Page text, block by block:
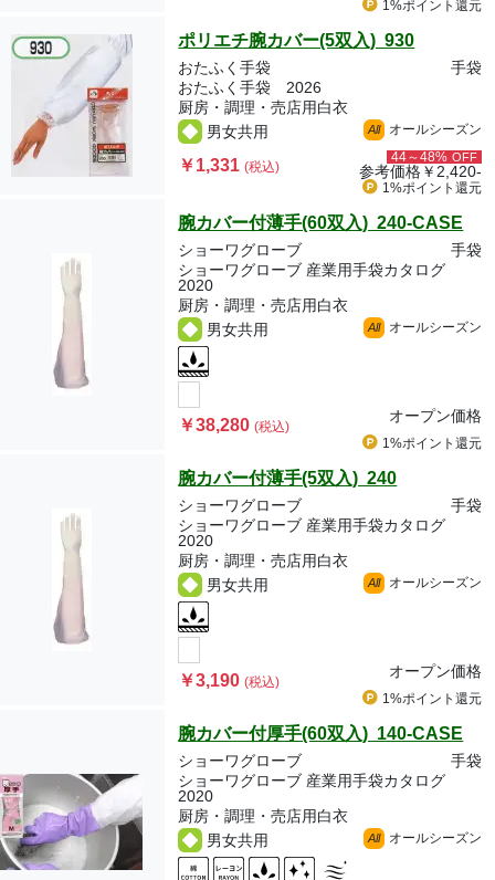
1%ポイント 還元
ポリエチ腕カバー(5双入) 930
おたふく手袋
手袋
おたふく手袋 2026
厨房・調理・売店用白衣
男女共用
All オールシーズン
￥1,331(税込)
44～48% OFF
参考価格￥2,420-
1%ポイント 還元
腕カバー付薄手(60双入) 240-CASE
ショーワグローブ
手袋
ショーワグローブ 産業用手袋カタログ
2020
厨房・調理・売店用白衣
男女共用
All オールシーズン
￥38,280(税込)
オープン価格
1%ポイント 還元
腕カバー付薄手(5双入) 240
ショーワグローブ
手袋
ショーワグローブ 産業用手袋カタログ
2020
厨房・調理・売店用白衣
男女共用
All オールシーズン
￥3,190(税込)
オープン価格
1%ポイント 還元
腕カバー付厚手(60双入) 140-CASE
ショーワグローブ
手袋
ショーワグローブ 産業用手袋カタログ
2020
厨房・調理・売店用白衣
男女共用
All オールシーズン